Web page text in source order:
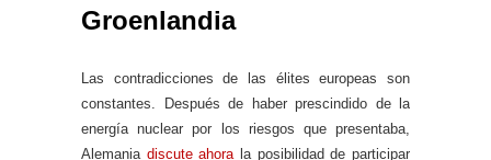
Groenlandia
Las contradicciones de las élites europeas son
constantes. Después de haber prescindido de la
energía nuclear por los riesgos que presentaba,
Alemania discute ahorala posibilidad de participar